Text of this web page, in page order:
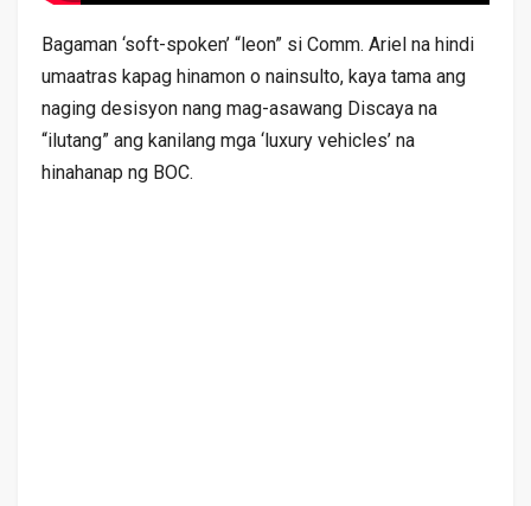
Bagaman ‘soft-spoken’ “leon” si Comm. Ariel na hindi
umaatras kapag hinamon o nainsulto, kaya tama ang
naging desisyon nang mag-asawang Discaya na
“ilutang” ang kanilang mga ‘luxury vehicles’ na
hinahanap ng BOC.